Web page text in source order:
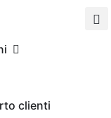
clienti